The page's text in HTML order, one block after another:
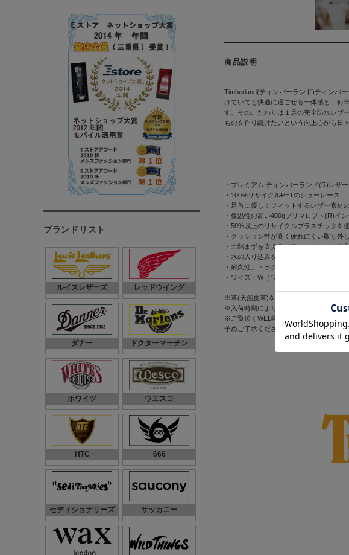
商品説明
Timberland(ティンバーランド)ティンバ
けていても快適に過ごせる一体感と、何
す。そのこだわりは１足の完全防水レザ
ものを作り続けたいという向上心から日
・プレミアム ティンバーランド(R)レザ
・100%リサイクルPETのシューレース
・足首に優しくフィットするレザー素材
・保温性の高い400gプリマロフト(R)イ
・50%以上のリサイクルプラスチック
・クッション性が高く疲れにくい取り外
・土踏まずを支えるスティールシャンク
・水の入り込みを防ぐシームシールド構造
・耐久性、トラクションに優れたラバー
・ワイズ：W（ワイド）
※革(天然皮革)を使用しているパーツ・
※入荷時期によりマイナーチェンジの可
※ご覧頂くWEB環境(モニターや画面の設
予めご了承くださいませ。
ブランドリスト
ルイスレザーズ レッドウイング
ダナー ドクターマーチン
ホワイツ ウエスコ
HTC 666
セディショナリーズ サッカニー